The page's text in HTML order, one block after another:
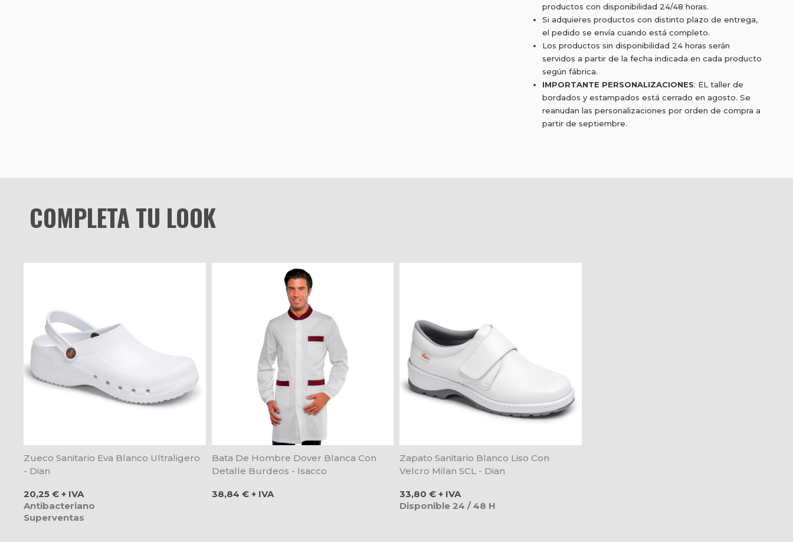
productos con disponibilidad 24/48 horas.
Si adquieres productos con distinto plazo de entrega,
el pedido se envía cuando está completo.
Los productos sin disponibilidad 24 horas serán
servidos a partir de la fecha indicada en cada producto
según fábrica.
IMPORTANTE PERSONALIZACIONES: EL taller de
bordados y estampados está cerrado en agosto. Se
reanudan las personalizaciones por orden de compra a
partir de septiembre.
COMPLETA TU LOOK
Zueco Sanitario Eva Blanco Ultraligero
- Dian
Precio
20,25 € + IVA
Antibacteriano
Superventas
Bata De Hombre Dover Blanca Con
Detalle Burdeos - Isacco
Precio
38,84 € + IVA
Zapato Sanitario Blanco Liso Con
Velcro Milan SCL - Dian
Precio
33,80 € + IVA
Disponible 24 / 48 H